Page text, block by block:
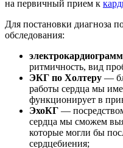
на первичный прием к
Для постановки диагноза
обследования:
ритмичность, вид
ЭКГ по Холтеру —
работы сердца мы
функционирует в
ЭхоКГ —
сердца мы сможем
которые могли бы
сердцебиения;